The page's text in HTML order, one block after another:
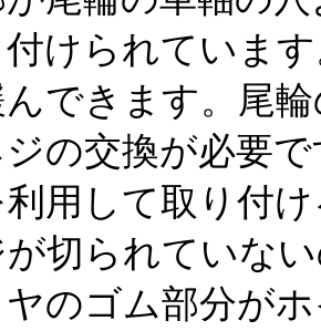
けられていま
んできます。尾
の交換が必要
用して取り付
切られていな
のゴム部分が